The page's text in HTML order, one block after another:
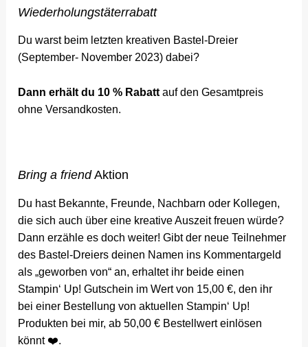
Wiederholungstäterrabatt
Du warst beim letzten kreativen Bastel-Dreier
(September- November 2023) dabei?
Dann erhält du 10 % Rabatt auf den Gesamtpreis
ohne Versandkosten.
Bring a friendAktion
Du hast Bekannte, Freunde, Nachbarn oder Kollegen,
die sich auch über eine kreative Auszeit freuen würde?
Dann erzähle es doch weiter! Gibt der neue Teilnehmer
des Bastel-Dreiers deinen Namen ins Kommentargeld
als „geworben von“ an, erhaltet ihr beide einen
Stampin‘ Up! Gutschein im Wert von 15,00 €, den ihr
bei einer Bestellung von aktuellen Stampin‘ Up!
Produkten bei mir, ab 50,00 € Bestellwert einlösen
könnt ❤️.